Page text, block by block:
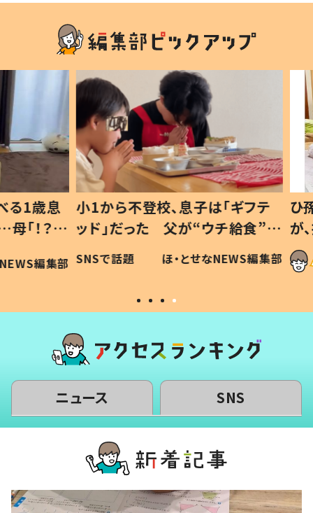
歳息
？」
編集部
小1から不登校、息子は「ギフテ
ッド」だった 父が“ウチ給食”を
作り続ける理由とは #令和の親
#令和の子
SNSで話題 ほ・とせなNEWS編集部
ひ孫
が、
「涙
い」
ニュース SNS